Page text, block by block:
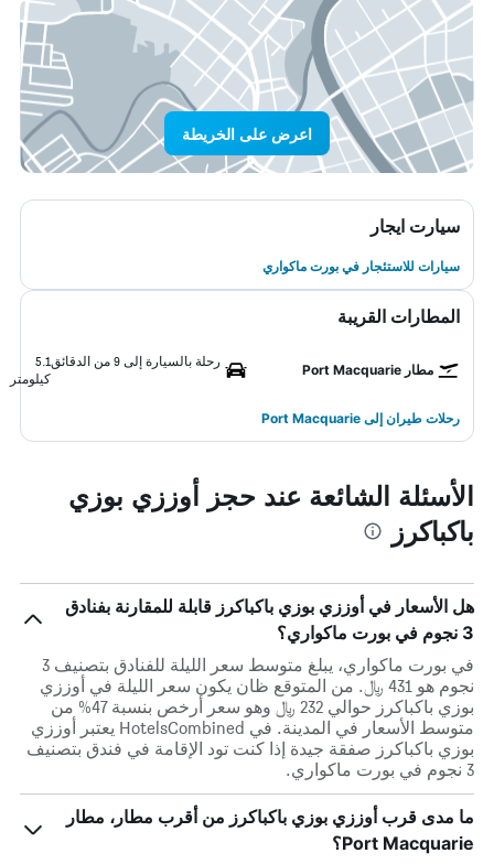
اعرض على الخريطة
سيارت ايجار
سيارات للاستئجار في بورت ماكواري
المطارات القريبة
مطار Port Macquarie
رحلة بالسيارة إلى 9 من الدقائق
5.1
كيلومتر
رحلات طيران إلى Port Macquarie
الأسئلة الشائعة عند حجز أوززي بوزي
باكباكرز
هل الأسعار في أوززي بوزي باكباكرز قابلة للمقارنة بفنادق
3 نجوم في بورت ماكواري؟
في بورت ماكواري، يبلغ متوسط ​​سعر الليلة للفنادق بتصنيف 3
نجوم هو 431 ﷼. من المتوقع ظان يكون سعر الليلة في أوززي
بوزي باكباكرز حوالي 232 ﷼ وهو سعر أرخص بنسبة 47% من
متوسط الأسعار في المدينة. في HotelsCombined يعتبر أوززي
بوزي باكباكرز صفقة جيدة إذا كنت تود الإقامة في فندق بتصنيف
3 نجوم في بورت ماكواري.
ما مدى قرب أوززي بوزي باكباكرز من أقرب مطار، مطار
Port Macquarie؟